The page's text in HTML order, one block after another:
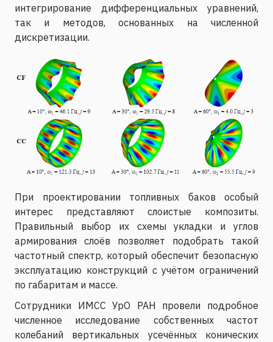
интегрирование дифференциальных уравнений,
так и методов, основанных на численной
дискретизации.
При проектировании топливных баков особый
интерес представляют слоистые композиты.
Правильный выбор их схемы укладки и углов
армирования слоёв позволяет подобрать такой
частотный спектр, который обеспечит безопасную
эксплуатацию конструкций с учётом ограничений
по габаритам и массе.
Сотрудники ИМСС УрО РАН провели подробное
численное исследование собственных частот
колебаний вертикальных усечённых конических